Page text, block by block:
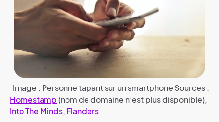
Image : Personne tapant sur un smartphone Sources :
Homestamp(nom de domaine n’est plus disponible),
Into The Minds, Flanders